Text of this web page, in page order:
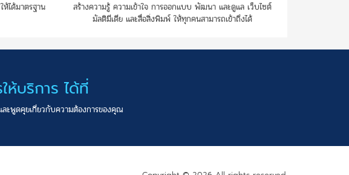
ได้มาตรฐาน
สร้างความรู้ ความเข้าใจ การออกแบบ พัฒนา และดูแล เว็บไซต์
มัลติมีเดีย และสื่อสิ่งพิมพ์ ให้ทุกคนสามารถเข้าถึงได้
ห้บริการ ได้ที่
ละพูดคุยเกี่ยวกับความต้องการของคุณ